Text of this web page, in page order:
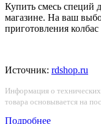
Купить смесь специй
магазине. На ваш
приготовления
Источник: rdshop.ru
Информация о
товара основывается на
Подробнее